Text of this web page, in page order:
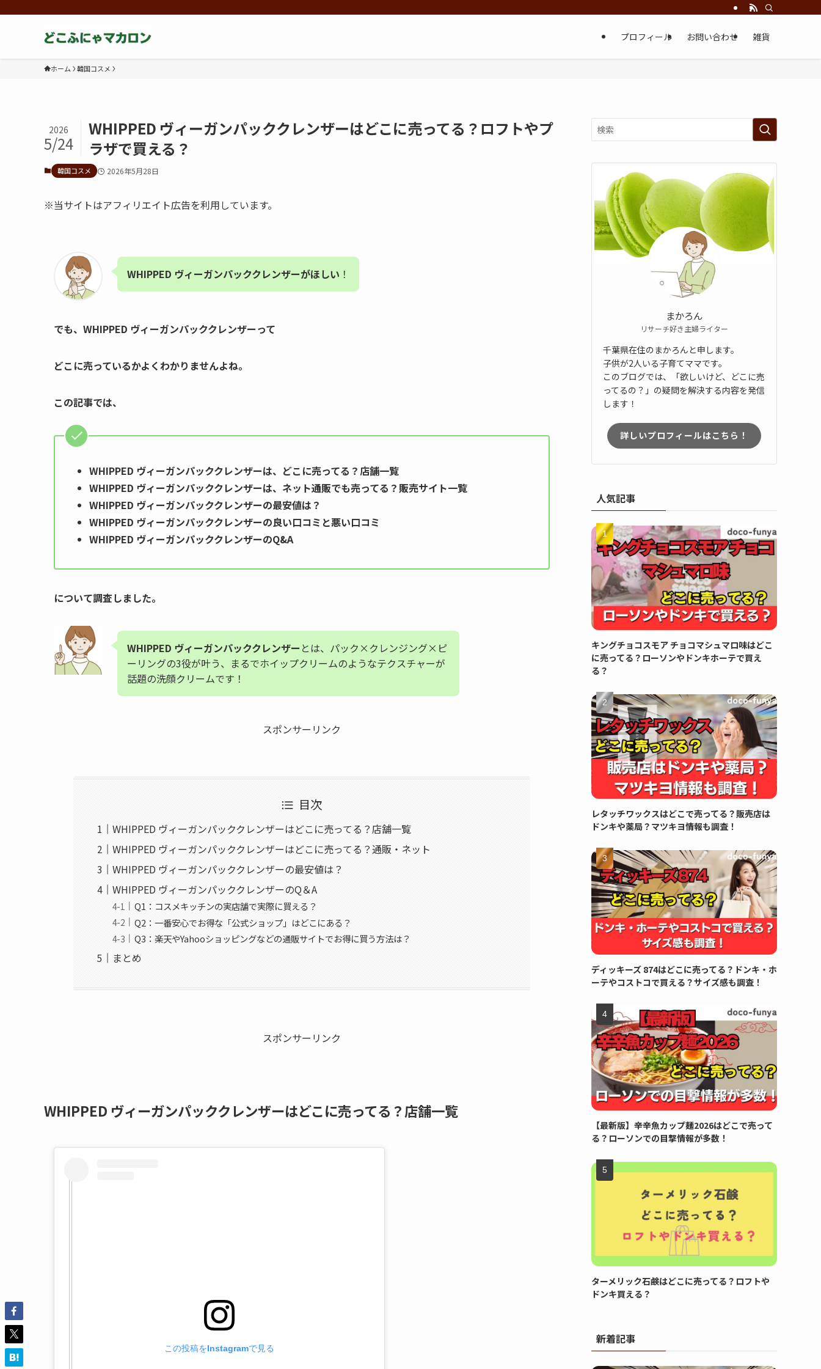
プロフィール お問い合わせ 雑貨
ホーム 韓国コスメ
WHIPPED ヴィーガンパッククレンザーはどこに売ってる？ロフトやプ
ラザで買える？
2026
5/24
韓国コスメ 2026年5月28日
※当サイトはアフィリエイト広告を利用しています。
WHIPPED ヴィーガンパッククレンザーがほしい ！
でも、 WHIPPED ヴィーガンパッククレンザーって
どこに売っているかよくわかりませんよね。
この記事では、
WHIPPED ヴィーガンパッククレンザーは、どこに売ってる？店舗一覧
WHIPPED ヴィーガンパッククレンザーは、ネット通販でも売ってる？販売サイト一覧
WHIPPED ヴィーガンパッククレンザーの最安値は？
WHIPPED ヴィーガンパッククレンザーの良い口コミと悪い口コミ
WHIPPED ヴィーガンパッククレンザーのQ&A
について調査しました。
WHIPPED ヴィーガンパッククレンザー とは、パック×クレンジング×ピ
ーリングの3役が叶う、まるでホイップクリームのようなテクスチャーが
話題の洗顔クリームです！
スポンサーリンク
目次
WHIPPED ヴィーガンパッククレンザーはどこに売ってる？店舗一覧
WHIPPED ヴィーガンパッククレンザーはどこに売ってる？通販・ネット
WHIPPED ヴィーガンパッククレンザーの最安値は？
WHIPPED ヴィーガンパッククレンザーのQ＆A
Q1：コスメキッチンの実店舗で実際に買える？
Q2：一番安心でお得な「公式ショップ」はどこにある？
Q3：楽天やYahooショッピングなどの通販サイトでお得に買う方法は？
まとめ
スポンサーリンク
WHIPPED ヴィーガンパッククレンザーはどこに売ってる？店舗一覧
この投稿をInstagramで見る
まかろん
リサーチ好き主婦ライター
千葉県在住のまかろんと申します。
子供が2人いる子育てママです。
このブログでは、「欲しいけど、どこに売
ってるの？」の疑問を解決する内容を発信
します！
詳しいプロフィールはこちら！
人気記事
キングチョコスモア チョコマシュマロ味はどこ
に売ってる？ローソンやドンキホーテで買え
る？
レタッチワックスはどこで売ってる？販売店は
ドンキや薬局？マツキヨ情報も調査！
ディッキーズ 874はどこに売ってる？ドンキ・ホ
ーテやコストコで買える？サイズ感も調査！
【最新版】辛辛魚カップ麺2026はどこで売って
る？ローソンでの目撃情報が多数！
ターメリック石鹸はどこに売ってる？ロフトや
ドンキ買える？
新着記事